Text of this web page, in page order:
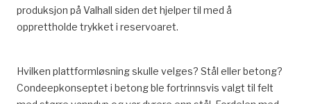
produksjon på Valhall siden det hjelper til med å
opprettholde trykket i reservoaret.
Hvilken plattformløsning skulle velges? Stål eller betong?
Condeepkonseptet i betong ble fortrinnsvis valgt til felt